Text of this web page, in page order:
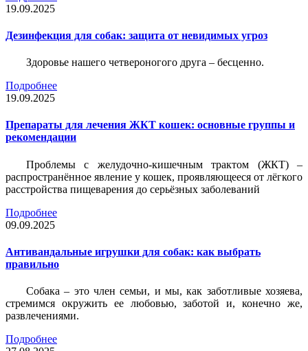
19.09.2025
Дезинфекция для собак: защита от невидимых угроз
Здоровье нашего четвероногого друга – бесценно.
Подробнее
19.09.2025
Препараты для лечения ЖКТ кошек: основные группы и
рекомендации
Проблемы с желудочно-кишечным трактом (ЖКТ) –
распространённое явление у кошек, проявляющееся от лёгкого
расстройства пищеварения до серьёзных заболеваний
Подробнее
09.09.2025
Антивандальные игрушки для собак: как выбрать
правильно
Собака – это член семьи, и мы, как заботливые хозяева,
стремимся окружить ее любовью, заботой и, конечно же,
развлечениями.
Подробнее